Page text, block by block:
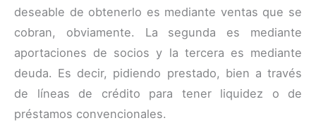
deseable de obtenerlo es mediante ventas que se
cobran, obviamente. La segunda es mediante
aportaciones de socios y la tercera es mediante
deuda. Es decir, pidiendo prestado, bien a través
de líneas de crédito para tener liquidez o de
préstamos convencionales.